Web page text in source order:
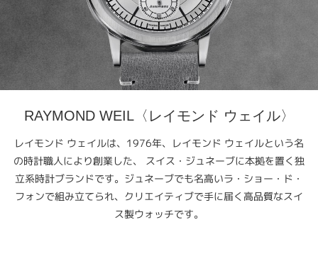
RAYMOND WEIL〈レイモンド ウェイル〉
レイモンド ウェイルは、1976年、レイモンド ウェイルという名
の時計職人により創業した、 スイス・ジュネーブに本拠を置く独
立系時計ブランドです。ジュネーブでも名高いラ・ショー・ド・
フォンで組み立てられ、クリエイティブで手に届く高品質なスイ
ス製ウォッチです。